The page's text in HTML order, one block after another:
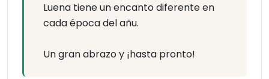
Luena tiene un encanto diferente en
cada época del añu.
Un gran abrazo y ¡hasta pronto!